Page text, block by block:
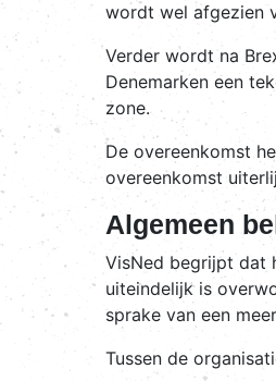
wordt wel afgezien
Verder wordt na
Denemarken een
zone.
De overeenkomst
overeenkomst
Algemeen
VisNed begrijpt dat
uiteindelijk is
sprake van een
Tussen de